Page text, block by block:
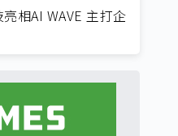
相AI WAVE 主打企